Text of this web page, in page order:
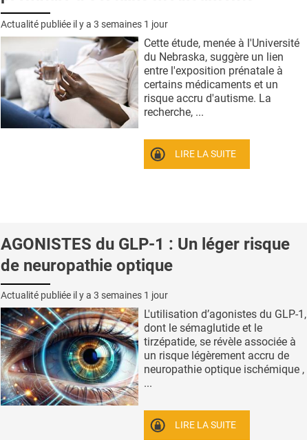
Actualité publiée il y a 3 semaines 1 jour
Cette étude, menée à l'Université
du Nebraska, suggère un lien
entre l'exposition prénatale à
certains médicaments et un
risque accru d'autisme. La
recherche, ...
LIRE LA SUITE
AGONISTES du GLP-1 : Un léger risque
de neuropathie optique
Actualité publiée il y a 3 semaines 1 jour
L'utilisation d’agonistes du GLP-1,
dont le sémaglutide et le
tirzépatide, se révèle associée à
un risque légèrement accru de
neuropathie optique ischémique ,
...
LIRE LA SUITE